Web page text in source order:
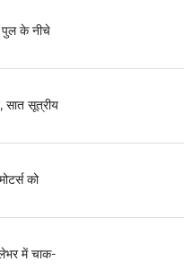
पुल के नीचे
सात सूत्रीय
को
में चाक-